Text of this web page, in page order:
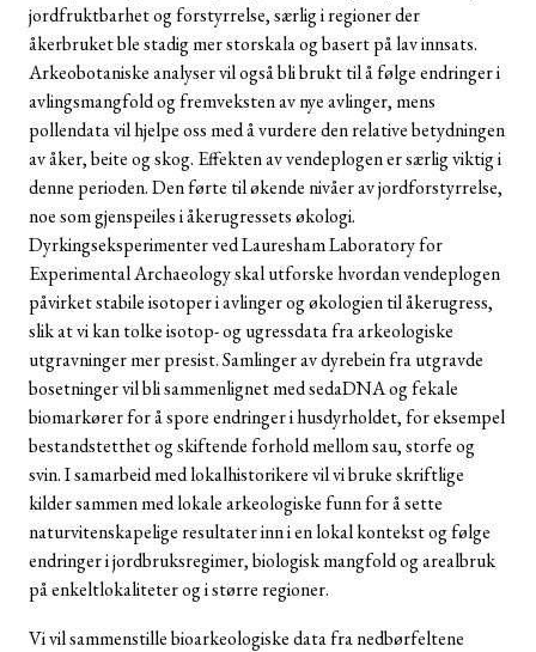
jordfruktbarhet og forstyrrelse, særlig i regioner der
åkerbruket ble stadig mer storskala og basert på lav innsats.
Arkeobotaniske analyser vil også bli brukt til å følge endringer i
avlingsmangfold og fremveksten av nye avlinger, mens
pollendata vil hjelpe oss med å vurdere den relative betydningen
av åker, beite og skog. Effekten av vendeplogen er særlig viktig i
denne perioden. Den førte til økende nivåer av jordforstyrrelse,
noe som gjenspeiles i åkerugressets økologi.
Dyrkingseksperimenter ved Lauresham Laboratory for
Experimental Archaeology skal utforske hvordan vendeplogen
påvirket stabile isotoper i avlinger og økologien til åkerugress,
slik at vi kan tolke isotop- og ugressdata fra arkeologiske
utgravninger mer presist. Samlinger av dyrebein fra utgravde
bosetninger vil bli sammenlignet med sedaDNA og fekale
biomarkører for å spore endringer i husdyrholdet, for eksempel
bestandstetthet og skiftende forhold mellom sau, storfe og
svin. I samarbeid med lokalhistorikere vil vi bruke skriftlige
kilder sammen med lokale arkeologiske funn for å sette
naturvitenskapelige resultater inn i en lokal kontekst og følge
endringer i jordbruksregimer, biologisk mangfold og arealbruk
på enkeltlokaliteter og i større regioner.
Vi vil sammenstille bioarkeologiske data fra nedbørfeltene